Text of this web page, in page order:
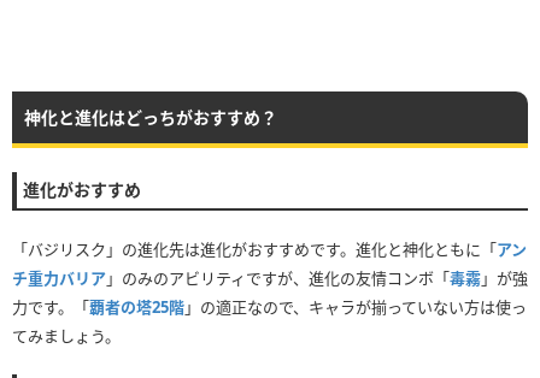
神化と進化はどっちがおすすめ？
進化がおすすめ
「バジリスク」の進化先は進化がおすすめです。進化と神化ともに「アン
チ重力バリア」のみのアビリティですが、進化の友情コンボ「毒霧」が強
力です。「覇者の塔25階」の適正なので、キャラが揃っていない方は使っ
てみましょう。